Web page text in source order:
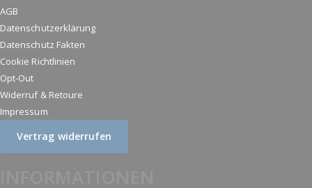
AGB
Datenschutzerklärung
Datenschutz Fakten
Cookie Richtlinien
Opt-Out
Widerruf & Retoure
Impressum
Vertrag widerrufen